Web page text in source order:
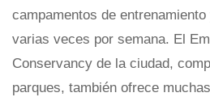
campamentos de
varias veces por semana. El
Conservancy de la ciudad,
parques, también ofrece